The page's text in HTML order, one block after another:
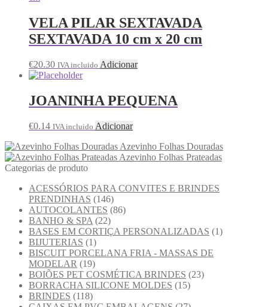
VELA PILAR SEXTAVADA
SEXTAVADA 10 cm x 20 cm
€20.30 IVA incluido Adicionar
JOANINHA PEQUENA
€0.14 IVA incluido Adicionar
Azevinho Folhas Douradas
Azevinho Folhas Prateadas
Categorias de produto
ACESSÓRIOS PARA CONVITES E BRINDES
PRENDINHAS (146)
AUTOCOLANTES (86)
BANHO & SPA (22)
BASES EM CORTIÇA PERSONALIZADAS (1)
BIJUTERIAS (1)
BISCUIT PORCELANA FRIA - MASSAS DE
MODELAR (19)
BOIÕES PET COSMÉTICA BRINDES (23)
BORRACHA SILICONE MOLDES (15)
BRINDES (118)